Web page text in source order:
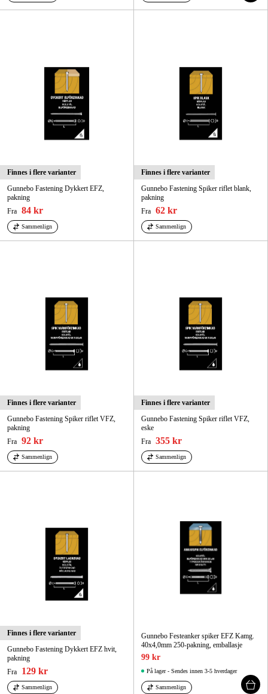
Finnes i flere varianter
Gunnebo Fastening Dykkert EFZ,
pakning
Fra 84 kr
Sammenlign
Finnes i flere varianter
Gunnebo Fastening Spiker riflet blank,
pakning
Fra 62 kr
Sammenlign
Finnes i flere varianter
Gunnebo Fastening Spiker riflet VFZ,
pakning
Fra 92 kr
Sammenlign
Finnes i flere varianter
Gunnebo Fastening Spiker riflet VFZ,
eske
Fra 355 kr
Sammenlign
Finnes i flere varianter
Gunnebo Fastening Dykkert EFZ hvit,
pakning
Fra
129 kr
Sammenlign
Gunnebo Festeanker spiker EFZ Kamg.
40x4,0mm 250-pakning, emballasje
99 kr
På lager - Sendes innen 3-5 hverdager
Sammenlign